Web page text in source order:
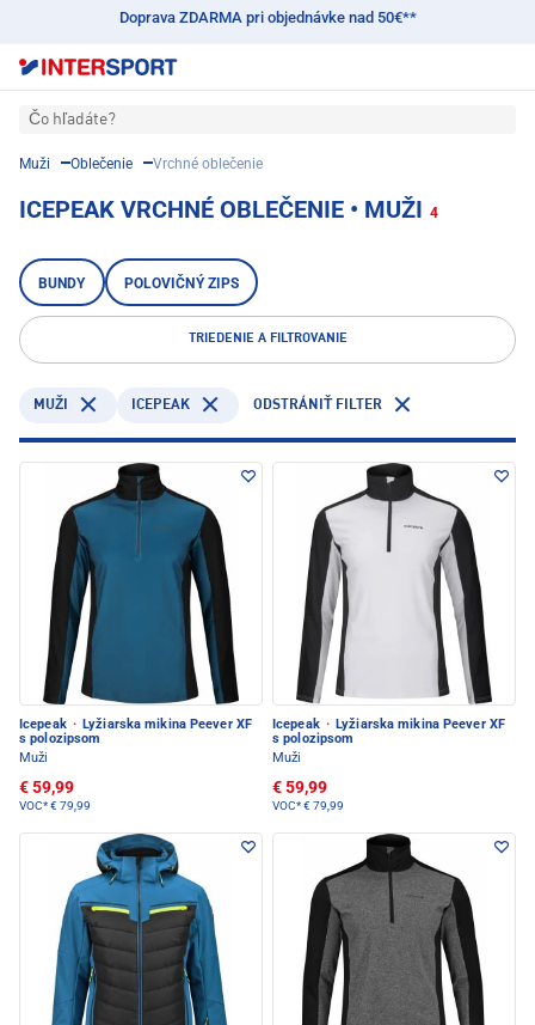
Doprava ZDARMA pri objednávke nad 50€**
Čo hľadáte?
Muži Oblečenie Vrchné oblečenie
ICEPEAK VRCHNÉ OBLEČENIE • MUŽI 4
BUNDY POLOVIČNÝ ZIPS
TRIEDENIE A FILTROVANIE
MUŽI ICEPEAK ODSTRÁNIŤ FILTER
Icepeak · Lyžiarska mikina Peever XF
s polozipsom
Muži
€ 59,99
VOC*€ 79,99
Icepeak · Lyžiarska mikina Peever XF
s polozipsom
Muži
€ 59,99
VOC*€ 79,99